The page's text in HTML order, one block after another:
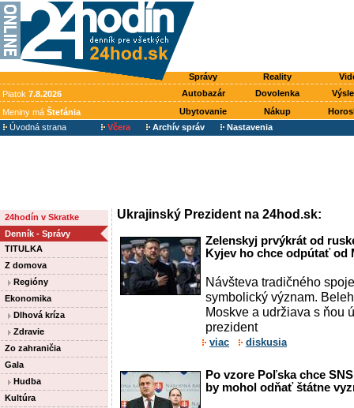
Správy Reality
Piatok 7.8.2026 Autobazár Dovolenka
Meniny má Štefánia Ubytovanie Nákup
Úvodná strana
Včera Archív správ Nastavenia
24hodín v Skratke
Denník - Správy
TITULKA
Z domova
Regióny
Ekonomika
Dlhová kríza
Zdravie
Zo zahraničia
Gala
Hudba
Kultúra
Ukrajinský Prezident na 24hod.sk:
Zelenskyj prvýkrát od
Kyjev ho chce odpútať od
Návšteva tradičného
symbolický význam.
Moskve a udržiava s ňou
prezident
viac diskusia
Po vzore Poľska chce
by mohol odňať štátne